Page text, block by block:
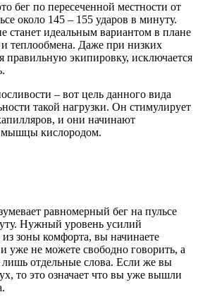
бег по пересеченной местности от
около 145 – 155 ударов в минуту.
станет идеальным вариантом в плане
теплообмена. Даже при низких
правильную экипировку, исключается
– вот цель данного вида
такой нагрузки. Он стимулирует
и они начинают
мышцы кислородом.
равномерный бег на пульсе
Нужный уровень усилий
зоны комфорта, вы начинаете
уже не можете свободно говорить, а
отдельные слова. Если же вы
то это означает что вы уже вышли